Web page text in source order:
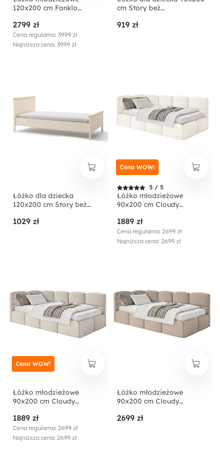
120x200 cm Fanklo
materacem pojemnikiem i
barierkami szarobeżowe
plusz hydrofobowy
2799 zł
Cena regularna: 3999 zł
Najniższa cena: 3999 zł
cm Story beż
bielona
919 zł
Łóżko dla dziecka
120x200 cm Story beż
bielona
1029 zł
5 / 5
Łóżko młodzieżowe
90x200 cm Cloudy
pojemnikiem kremowe
welur hydrofobowy
łatwoczyszczący
1889 zł
Cena regularna: 2699 zł
Najniższa cena: 2699 zł
Cena WOW!
Łóżko młodzieżowe
90x200 cm Cloudy
pojemnikiem jasnobeżowe
welur hydrofobowy
łatwoczyszczący
1889 zł
Cena regularna: 2699 zł
Najniższa cena: 2699 zł
Cena WOW!
Łóżko młodzieżowe
90x200 cm Cloudy
pojemnikiem beżowe
2699 zł